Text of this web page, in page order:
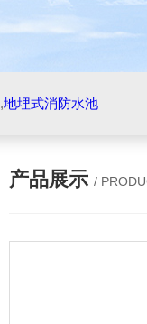
,地埋式消防水池
产品展示 /